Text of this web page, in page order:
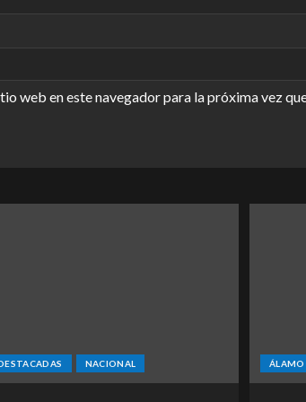
web en este navegador para la próxima vez
NACIONAL ÁLAMO